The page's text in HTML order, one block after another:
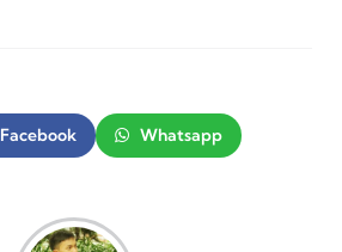
Facebook Whatsapp